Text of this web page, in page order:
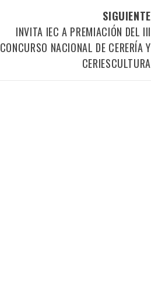
SIGUIENTE
INVITA IEC A PREMIACIÓN DEL III
CONCURSO NACIONAL DE CERERÍA Y
CERIESCULTURA